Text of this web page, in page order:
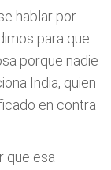
hablar por
para que
porque nadie
India, quien
en contra
que esa